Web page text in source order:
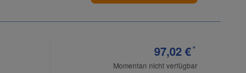
97,02 €*
Momentan nicht verfügbar